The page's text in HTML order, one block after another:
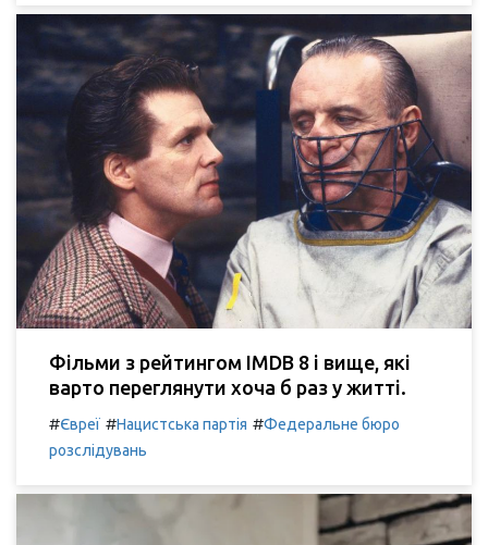
Фільми з рейтингом IMDB 8 і вище, які
варто переглянути хоча б раз у житті.
#Євреї #Нацистська партія #Федеральне бюро
розслідувань